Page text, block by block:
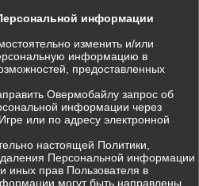
информации
изменить и/или
информацию в
предоставленных
Овермобайлу запрос об
информации через
или по адресу электронной
настоящей Политики,
Персональной информации
иных прав Пользователя в
могут быть направлены